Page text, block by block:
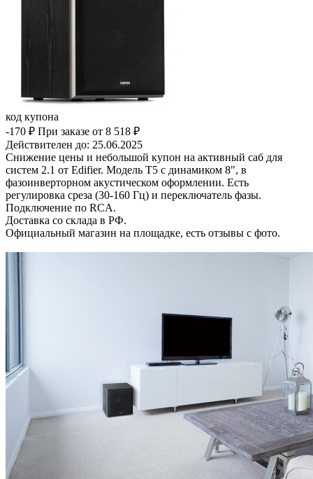
код купона
-170 ₽ При заказе от 8 518 ₽
Действителен до: 25.06.2025
Снижение цены и небольшой купон на активный саб для
систем 2.1 от Edifier. Модель T5 с динамиком 8", в
фазоинверторном акустическом оформлении. Есть
регулировка среза (30-160 Гц) и переключатель фазы.
Подключение по RCA.
Доставка со склада в РФ.
Официальный магазин на площадке, есть отзывы с фото.